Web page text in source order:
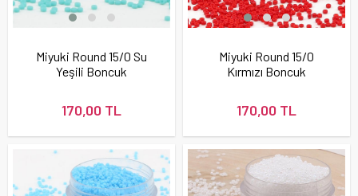
Miyuki Round 15/0 Su
Yeşili Boncuk
170,00 TL
Miyuki Round 15/0
Kırmızı Boncuk
170,00 TL